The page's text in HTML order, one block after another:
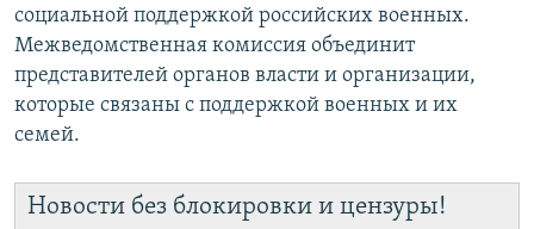
социальной поддержкой российских военных.
Межведомственная комиссия объединит
представителей органов власти и организации,
которые связаны с поддержкой военных и их
семей.
Новости без блокировки и цензуры!